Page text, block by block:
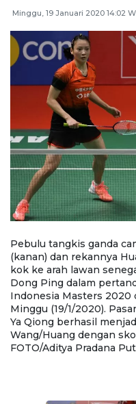
Minggu, 19 Januari 2020 14:02
Pebulu tangkis ganda
(kanan) dan rekannya
kok ke arah lawan
Dong Ping dalam
Indonesia Masters 2020
Minggu (19/1/2020).
Ya Qiong berhasil
Wang/Huang dengan
FOTO/Aditya Pradana